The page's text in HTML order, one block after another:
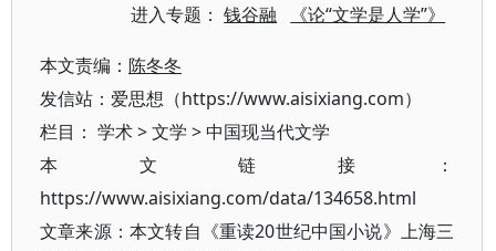
进入专题：钱谷融 《论“文学是人学”》
本文责编： 陈冬冬
发信站：爱思想（https://www.aisixiang.com）
栏目： 学术>文学 >中国现当代文学
本文链接：
https://www.aisixiang.com/data/134658.html
文章来源：本文转自《重读20世纪中国小说》上海三